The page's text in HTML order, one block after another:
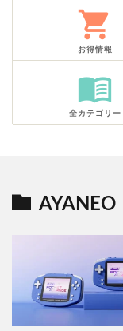
shopping_cart
お得情報
menu_book
全カテゴリー
AYANEO